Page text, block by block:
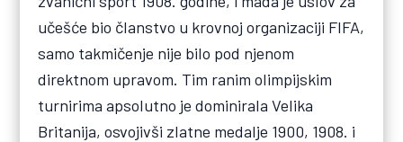
učešće bio članstvo u krovnoj organizaciji FIFA,
samo takmičenje nije bilo pod njenom
direktnom upravom. Tim ranim olimpijskim
turnirima apsolutno je dominirala Velika
Britanija, osvojivši zlatne medalje 1900, 1908. i